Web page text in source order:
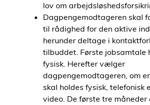
lov om
Dagpengemodtageren skal
til rådighed for den aktive
herunder deltage i
tilbuddet. Første jobsamtale
fysisk. Herefter vælger
dagpengemodtageren, om
skal holdes fysisk, telefonisk
video. De første tre måneder